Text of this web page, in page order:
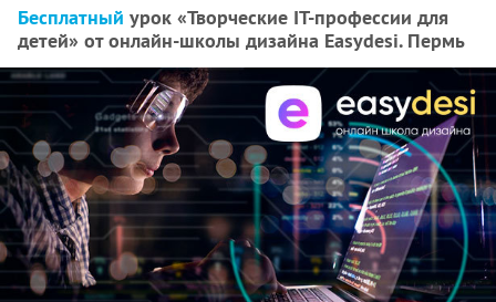
Бесплатный урок «Творческие IT-профессии для
детей» от онлайн-школы дизайна Easydesi. Пермь